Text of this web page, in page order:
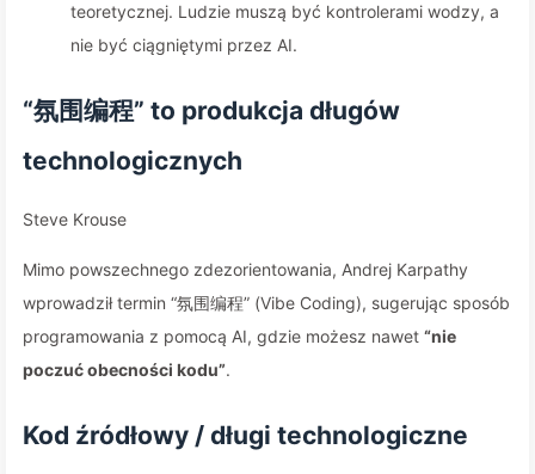
teoretycznej. Ludzie muszą być kontrolerami wodzy, a
nie być ciągniętymi przez AI.
“氛围编程” to produkcja długów
technologicznych
Steve Krouse
Mimo powszechnego zdezorientowania, Andrej Karpathy
wprowadził termin “氛围编程” (Vibe Coding), sugerując sposób
programowania z pomocą AI, gdzie możesz nawet “nie
poczuć obecności kodu”.
Kod źródłowy / długi technologiczne